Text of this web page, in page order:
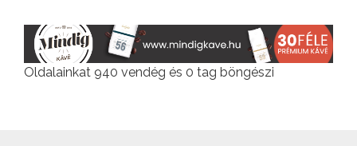
Oldalainkat 940 vendég és 0 tag böngészi